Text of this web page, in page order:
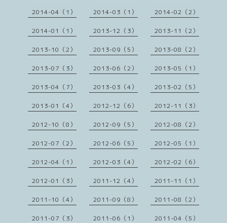
2014-04（1） 2014-03（1） 2014-02（2）
2014-01（1） 2013-12（3） 2013-11（2）
2013-10（2） 2013-09（5） 2013-08（2）
2013-07（3） 2013-06（2） 2013-05（1）
2013-04（7） 2013-03（4） 2013-02（5）
2013-01（4） 2012-12（6） 2012-11（3）
2012-10（8） 2012-09（5） 2012-08（2）
2012-07（2） 2012-06（5） 2012-05（1）
2012-04（1） 2012-03（4） 2012-02（6）
2012-01（3） 2011-12（4） 2011-11（1）
2011-10（4） 2011-09（8） 2011-08（2）
2011-07（3） 2011-06（1） 2011-04（5）